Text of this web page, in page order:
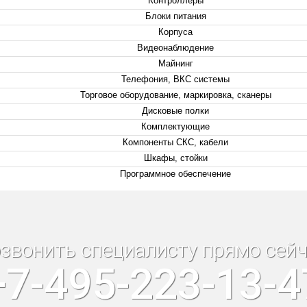
Блоки питания
Корпуса
Видеонаблюдение
Майнинг
Телефония, ВКС системы
Торговое оборудование, маркировка, сканеры
Дисковые полки
Комплектующие
Компоненты СКС, кабели
Шкафы, стойки
Программное обеспечение
специалисту прямо
495-223-13-